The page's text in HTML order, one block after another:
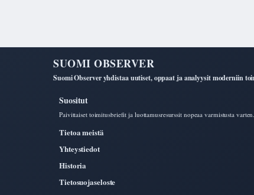
SUOMI OBSERVER
Suomi Observer yhdistaa uutiset, oppaat ja analyysit moderniin
Suositut
Paivittaiset toimitusbriefit ja luottamusresurssit nopeaa varmistusta varten.
Tietoa meistä
Yhteystiedot
Historia
Tietosuojaseloste